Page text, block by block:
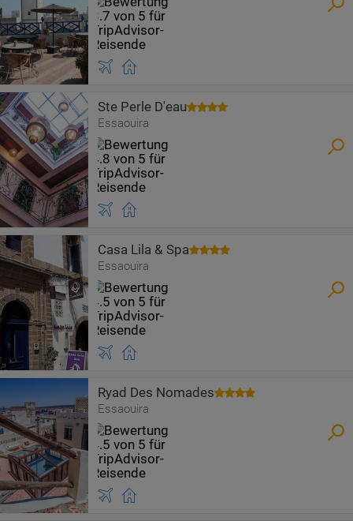
Ste Perle D'eau
Essaouira
Casa Lila & Spa
Essaouira
Ryad Des Nomades
Essaouira